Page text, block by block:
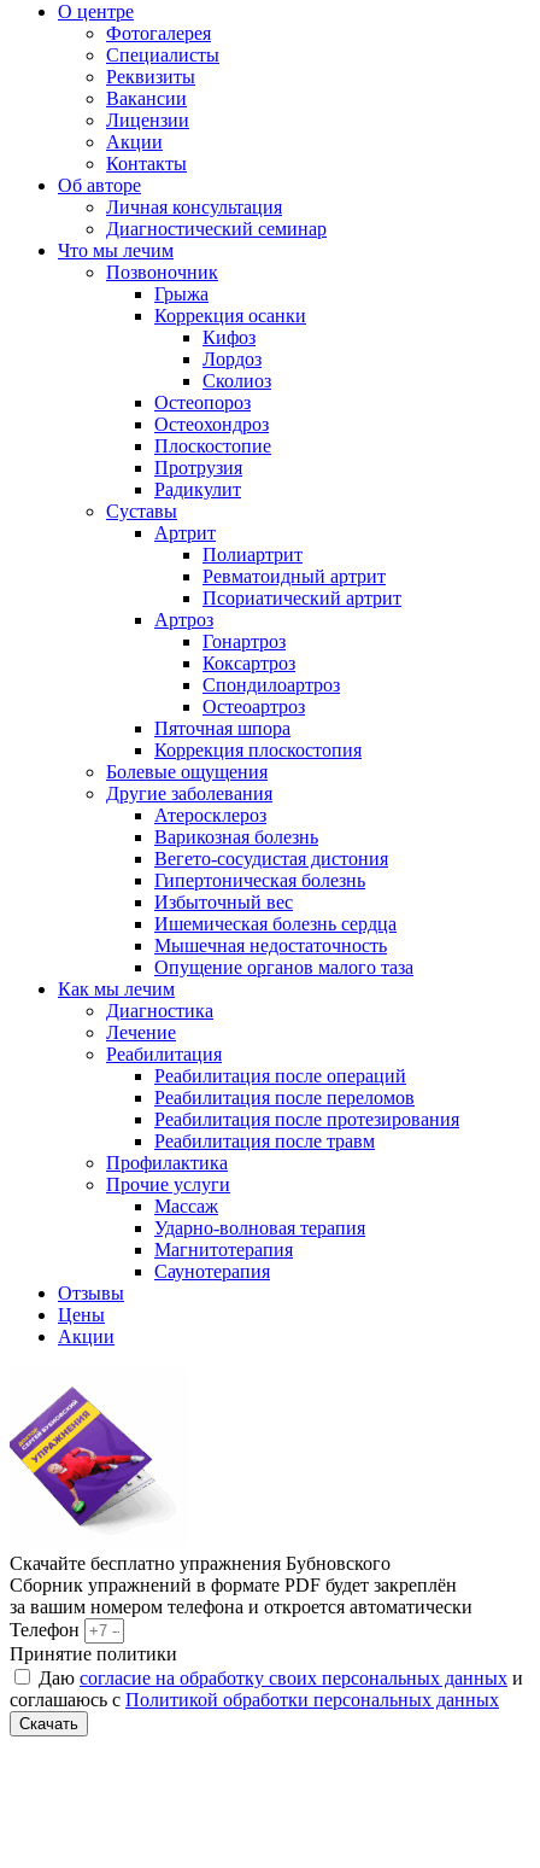
О центре
Фотогалерея
Специалисты
Реквизиты
Вакансии
Лицензии
Акции
Контакты
Об авторе
Личная консультация
Диагностический семинар
Что мы лечим
Позвоночник
Грыжа
Коррекция осанки
Кифоз
Лордоз
Сколиоз
Остеопороз
Остеохондроз
Плоскостопие
Протрузия
Радикулит
Суставы
Артрит
Полиартрит
Ревматоидный артрит
Псориатический артрит
Артроз
Гонартроз
Коксартроз
Спондилоартроз
Остеоартроз
Пяточная шпора
Коррекция плоскостопия
Болевые ощущения
Другие заболевания
Атеросклероз
Варикозная болезнь
Вегето-сосудистая дистония
Гипертоническая болезнь
Избыточный вес
Ишемическая болезнь сердца
Мышечная недостаточность
Опущение органов малого таза
Как мы лечим
Диагностика
Лечение
Реабилитация
Реабилитация после операций
Реабилитация после переломов
Реабилитация после протезирования
Реабилитация после травм
Профилактика
Прочие услуги
Массаж
Ударно-волновая терапия
Магнитотерапия
Саунотерапия
Отзывы
Цены
Акции
Скачайте бесплатно упражнения Бубновского
Сборник упражнений в формате PDF будет закреплён
за вашим номером телефона и откроется автоматически
Телефон
Принятие политики
Даю согласие на обработку своих персональных данных и
соглашаюсь с Политикой обработки персональных данных
Скачать